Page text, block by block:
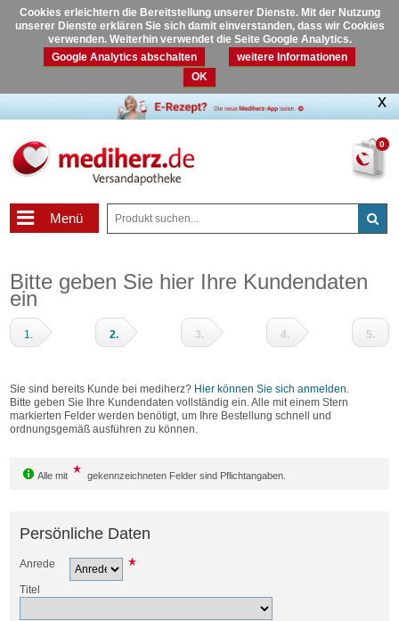
Cookies erleichtern die Bereitstellung unserer Dienste. Mit der Nutzung
unserer Dienste erklären Sie sich damit einverstanden, dass wir Cookies
verwenden. Weiterhin verwendet die Seite Google Analytics.
Google Analytics abschalten
weitere Informationen
OK
0
Menü
Bitte geben Sie hier Ihre Kundendaten
ein
1. 2. 3. 4.
und
Bestellen
5.
Sie sind bereits Kunde bei mediherz? Hier können Sie sich anmelden.
Bitte geben Sie Ihre Kundendaten vollständig ein. Alle mit einem Stern
markierten Felder werden benötigt, um Ihre Bestellung schnell und
ordnungsgemäß ausführen zu können.
Alle mit gekennzeichneten Felder sind Pflichtangaben.
Persönliche Daten
Anrede
Titel